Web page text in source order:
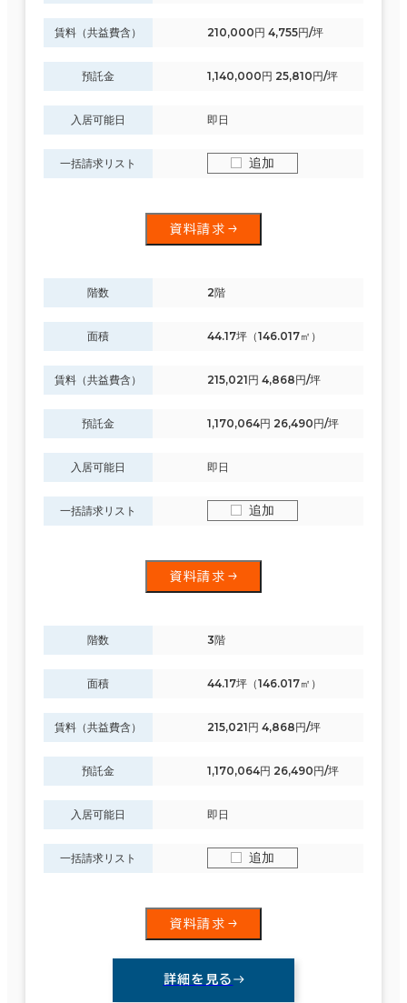
賃料（共益費含） 210,000円 4,755円/坪
預託金 1,140,000円 25,810円/坪
入居可能日 即日
一括請求リスト 追加
資料請求
階数 2階
面積 44.17坪（146.017㎡）
賃料（共益費含） 215,021円 4,868円/坪
預託金 1,170,064円 26,490円/坪
入居可能日 即日
一括請求リスト 追加
資料請求
階数 3階
面積 44.17坪（146.017㎡）
賃料（共益費含） 215,021円 4,868円/坪
預託金 1,170,064円 26,490円/坪
入居可能日 即日
一括請求リスト 追加
資料請求
詳細を見る
エリアを追加・変更する
鳥取県 (36)
島根県
岡山県
広島県
(77)
条件で絞り込む
現在の条件
～
複数フロアを含む
賃料選択（共益費含）
坪単価
賃料非公開物件を含む
5分以内
10分以内
3か月以内